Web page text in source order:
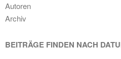
Autoren
Archiv
BEITRÄGE FINDEN NACH